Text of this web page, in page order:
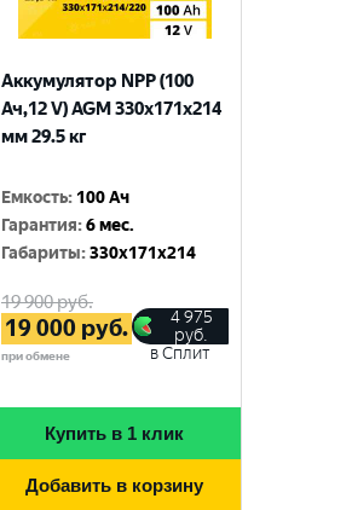
Аккумулятор NPP (100
Ач,12 V) AGM 330x171x214
мм 29.5 кг
Емкость: 100 Ач
Гарантия:6 мес.
Габариты:330x171x214
19 900руб.
19 000 руб.
при обмене
4 975
руб.
в Сплит
Купить в 1 клик
Добавить в корзину